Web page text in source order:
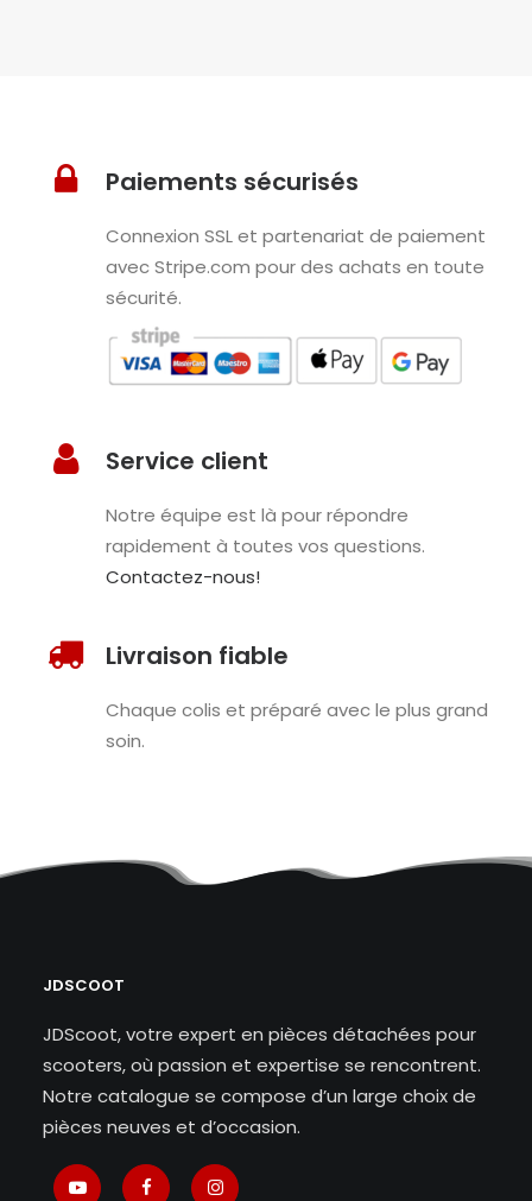
Paiements sécurisés
Connexion SSL et partenariat de paiement
avec Stripe.com pour des achats en toute
sécurité.
Service client
Notre équipe est là pour répondre
rapidement à toutes vos questions.
Contactez-nous!
Livraison fiable
Chaque colis et préparé avec le plus grand
soin.
JDSCOOT
JDScoot, votre expert en pièces détachées pour
scooters, où passion et expertise se rencontrent.
Notre catalogue se compose d’un large choix de
pièces neuves et d’occasion.